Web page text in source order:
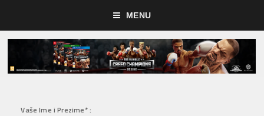
MENU
Vaše Ime i Prezime* :